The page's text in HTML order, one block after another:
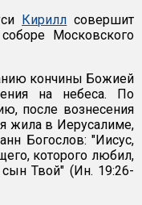
Кирилл совершит
Московского
кончины Божией
на небеса. По
после вознесения
жила в Иерусалиме,
Богослов: "Иисус,
которого любил,
Твой" (Ин. 19:26-